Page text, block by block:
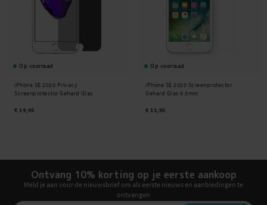
Op voorraad
iPhone SE 2020 Privacy
Screenprotector Gehard Glas
€ 14,95
Op voorraad
iPhone SE 2020 Screenprotector
Gehard Glas 0.3mm
€ 11,95
Ontvang 10% korting op je eerste aankoop
Meld je aan voor de nieuwsbrief om als eerste nieuws en aanbiedingen te
ontvangen